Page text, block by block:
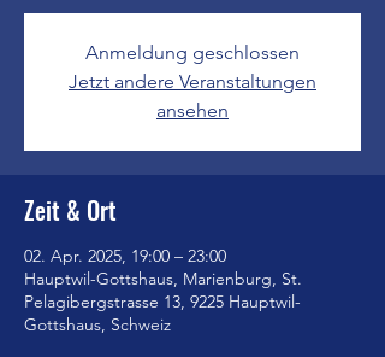
Anmeldung geschlossen
Jetzt andere Veranstaltungen
ansehen
Zeit & Ort
02. Apr. 2025, 19:00 – 23:00
Hauptwil-Gottshaus, Marienburg, St.
Pelagibergstrasse 13, 9225 Hauptwil-
Gottshaus, Schweiz